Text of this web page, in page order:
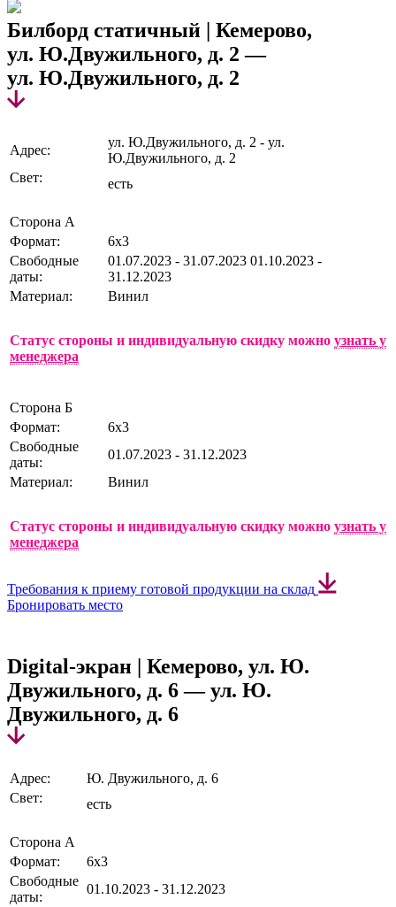
Билборд статичный | Кемерово,
ул. Ю.Двужильного, д. 2 —
ул. Ю.Двужильного, д. 2
Адрес:
ул. Ю.Двужильного, д. 2 - ул.
Ю.Двужильного, д. 2
Свет:
есть
Сторона А
Формат:
6х3
Свободные
даты:
01.07.2023 - 31.07.2023 01.10.2023 -
31.12.2023
Материал:
Винил
Статус стороны и индивидуальную скидку можно узнать у
менеджера
Сторона Б
Формат:
6х3
Свободные
даты:
01.07.2023 - 31.12.2023
Материал:
Винил
Статус стороны и индивидуальную скидку можно узнать у
менеджера
Требования к приему готовой продукции на склад
Бронировать место
Digital-экран | Кемерово, ул. Ю.
Двужильного, д. 6 — ул. Ю.
Двужильного, д. 6
Адрес:
Ю. Двужильного, д. 6
Свет:
есть
Сторона А
Формат:
6х3
Свободные
даты:
01.10.2023 - 31.12.2023